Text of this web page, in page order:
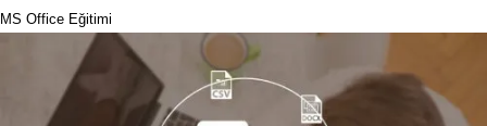
MS Office Eğitimi